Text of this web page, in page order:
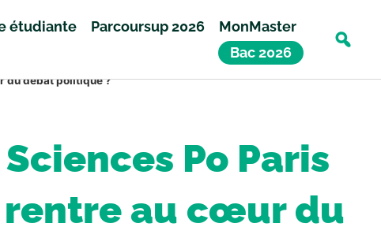
étudiante Parcoursup 2026
MonMaster
Bac 2026
du débat politique ?
Po Paris
au cœur du